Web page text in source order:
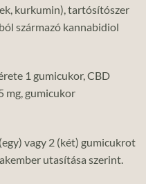
kurkumin), tartósítószer
származó kannabidiol
1 gumicukor, CBD
mg, gumicukor
vagy 2 (két) gumicukrot
utasítása szerint.